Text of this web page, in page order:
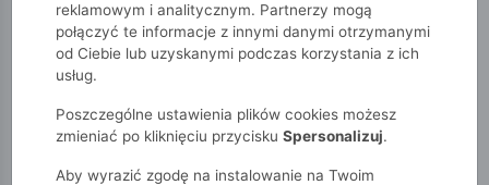
Monnari Zobacz wszystko Spodnie
Na co dzień
Szare spodnie culotte
reklamowym i analitycznym. Partnerzy mogą
połączyć te informacje z innymi danymi otrzymanymi
od Ciebie lub uzyskanymi podczas korzystania z ich
usług.
Poszczególne ustawienia plików cookies możesz
zmieniać po kliknięciu przycisku Spersonalizuj.
Aby wyrazić zgodę na instalowanie na Twoim